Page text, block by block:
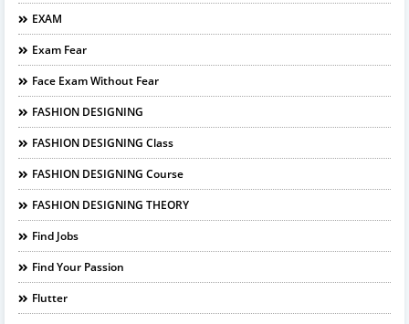
EXAM
Exam Fear
Face Exam Without Fear
FASHION DESIGNING
FASHION DESIGNING Class
FASHION DESIGNING Course
FASHION DESIGNING THEORY
Find Jobs
Find Your Passion
Flutter